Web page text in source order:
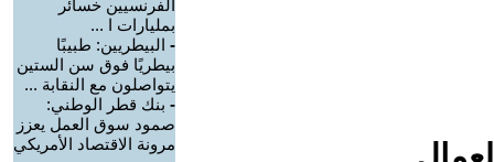
الفرنسيين خسائر
بمليارات ا ...
- البيطريين: طبيبًا
بيطريًا فوق سن الستين
يتواصلون مع النقابة ...
- بنك قطر الوطني:
صمود سوق العمل يعزز
مرونة الاقتصاد الأمريكي